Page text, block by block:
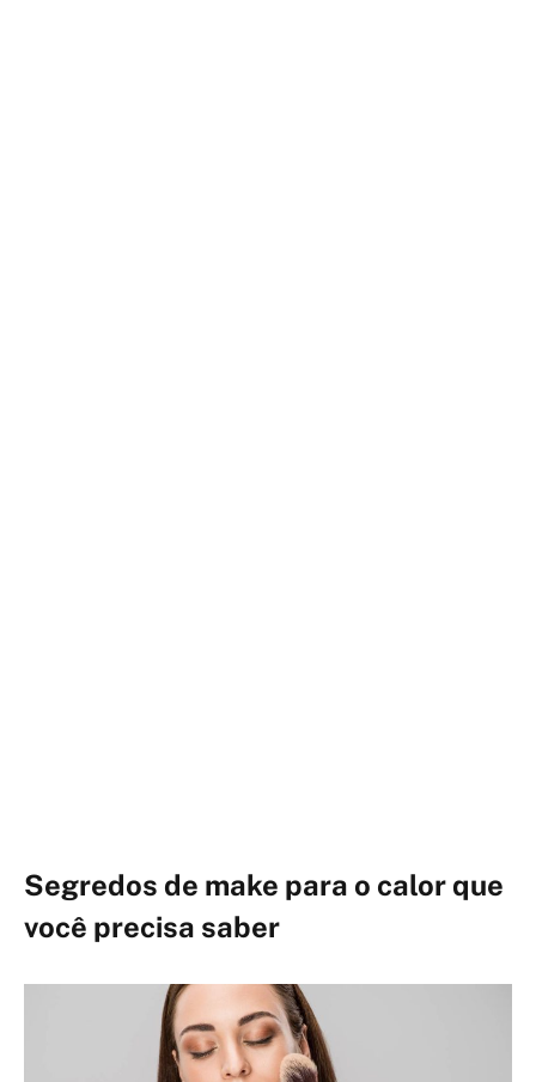
Segredos de make para o calor que
você precisa saber